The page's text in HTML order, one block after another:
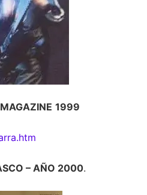
1999
– AÑO 2000.